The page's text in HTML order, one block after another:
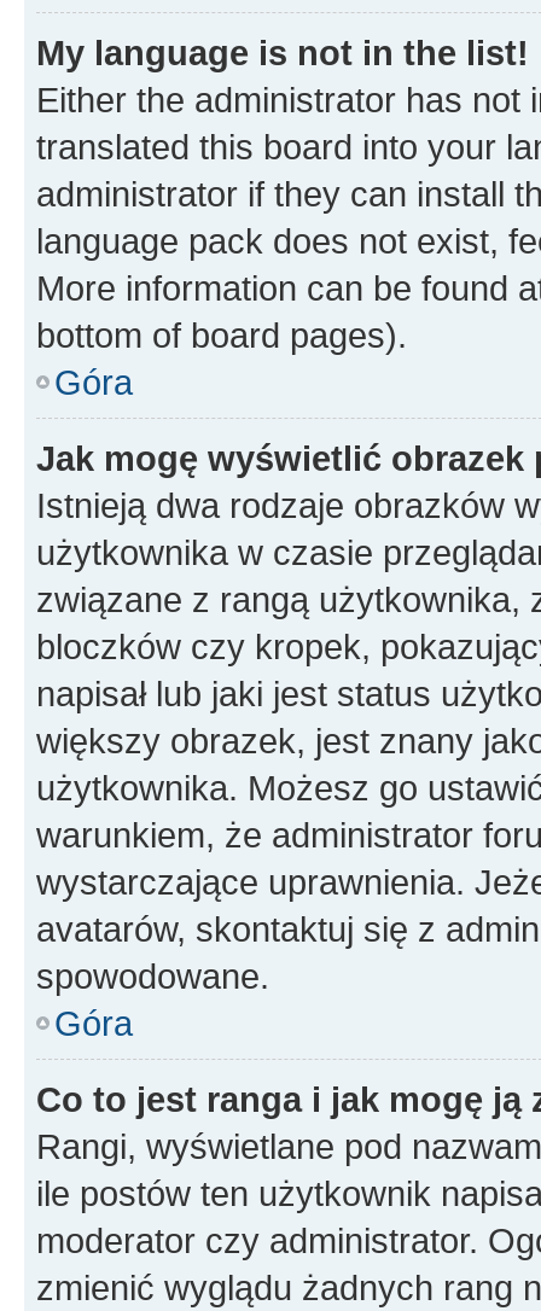
My language is not in the list!
Either the administrator has not
translated this board into your
administrator if they can install
language pack does not exist,
More information can be found
bottom of board pages).
Góra
Jak mogę wyświetlić
Istnieją dwa rodzaje obrazków
użytkownika w czasie
związane z rangą użytkownika,
bloczków czy kropek,
napisał lub jaki jest status
większy obrazek, jest znany
użytkownika. Możesz go
warunkiem, że administrator
wystarczające uprawnienia.
avatarów, skontaktuj się z
spowodowane.
Góra
Co to jest ranga i jak mogę ją
Rangi, wyświetlane pod
ile postów ten użytkownik
moderator czy administrator.
zmienić wyglądu żadnych rang